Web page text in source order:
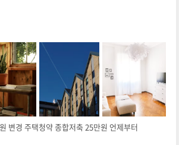
변경 주택청약 종합저축 25만원 언제부터